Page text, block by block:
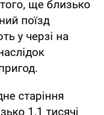
ще близько
поїзд
у черзі на
старіння
1,1 тисячі